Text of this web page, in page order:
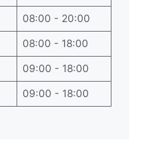
08:00 - 20:00
08:00 - 18:00
09:00 - 18:00
09:00 - 18:00